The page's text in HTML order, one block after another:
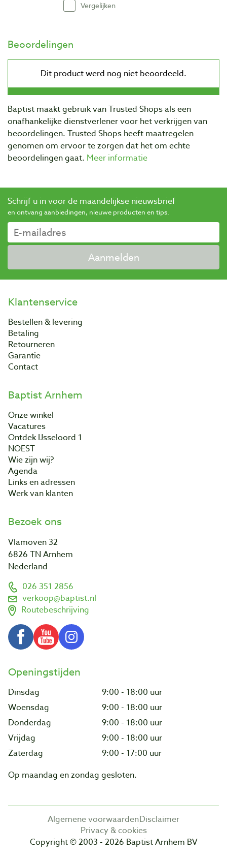
Vergelijken
Beoordelingen
Baptist maakt gebruik van Trusted Shops als een
onafhankelijke dienstverlener voor het verkrijgen van
beoordelingen. Trusted Shops heeft maatregelen
genomen om ervoor te zorgen dat het om echte
beoordelingen gaat. Meer informatie
Schrijf u in voor de maandelijkse nieuwsbrief
en ontvang aanbiedingen, nieuwe producten en tips.
Aanmelden
Klantenservice
Bestellen & levering
Betaling
Retourneren
Garantie
Contact
Baptist Arnhem
Onze winkel
Vacatures
Ontdek IJsseloord 1
NOEST
Wie zijn wij?
Agenda
Links en adressen
Werk van klanten
Bezoek ons
Vlamoven 32
6826 TN Arnhem
Nederland
026 351 2856
verkoop@baptist.nl
Routebeschrijving
Openingstijden
Dinsdag
9:00 - 18:00 uur
Woensdag
9:00 - 18:00 uur
Donderdag
9:00 - 18:00 uur
Vrijdag
9:00 - 18:00 uur
Zaterdag
9:00 - 17:00 uur
Op maandag en zondag gesloten.
Algemene voorwaardenDisclaimer
Privacy & cookies
Copyright © 2003 - 2026 Baptist Arnhem BV